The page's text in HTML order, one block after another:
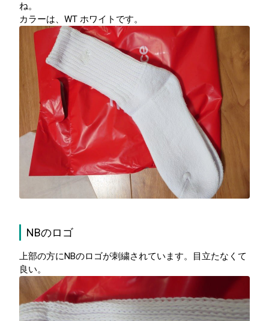
ね。
カラーは、WT ホワイトです。
NBのロゴ
上部の方にNBのロゴが刺繍されています。目立たなくて
良い。